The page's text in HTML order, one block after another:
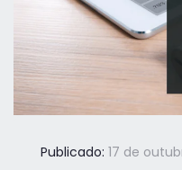
Publicado: 17 de